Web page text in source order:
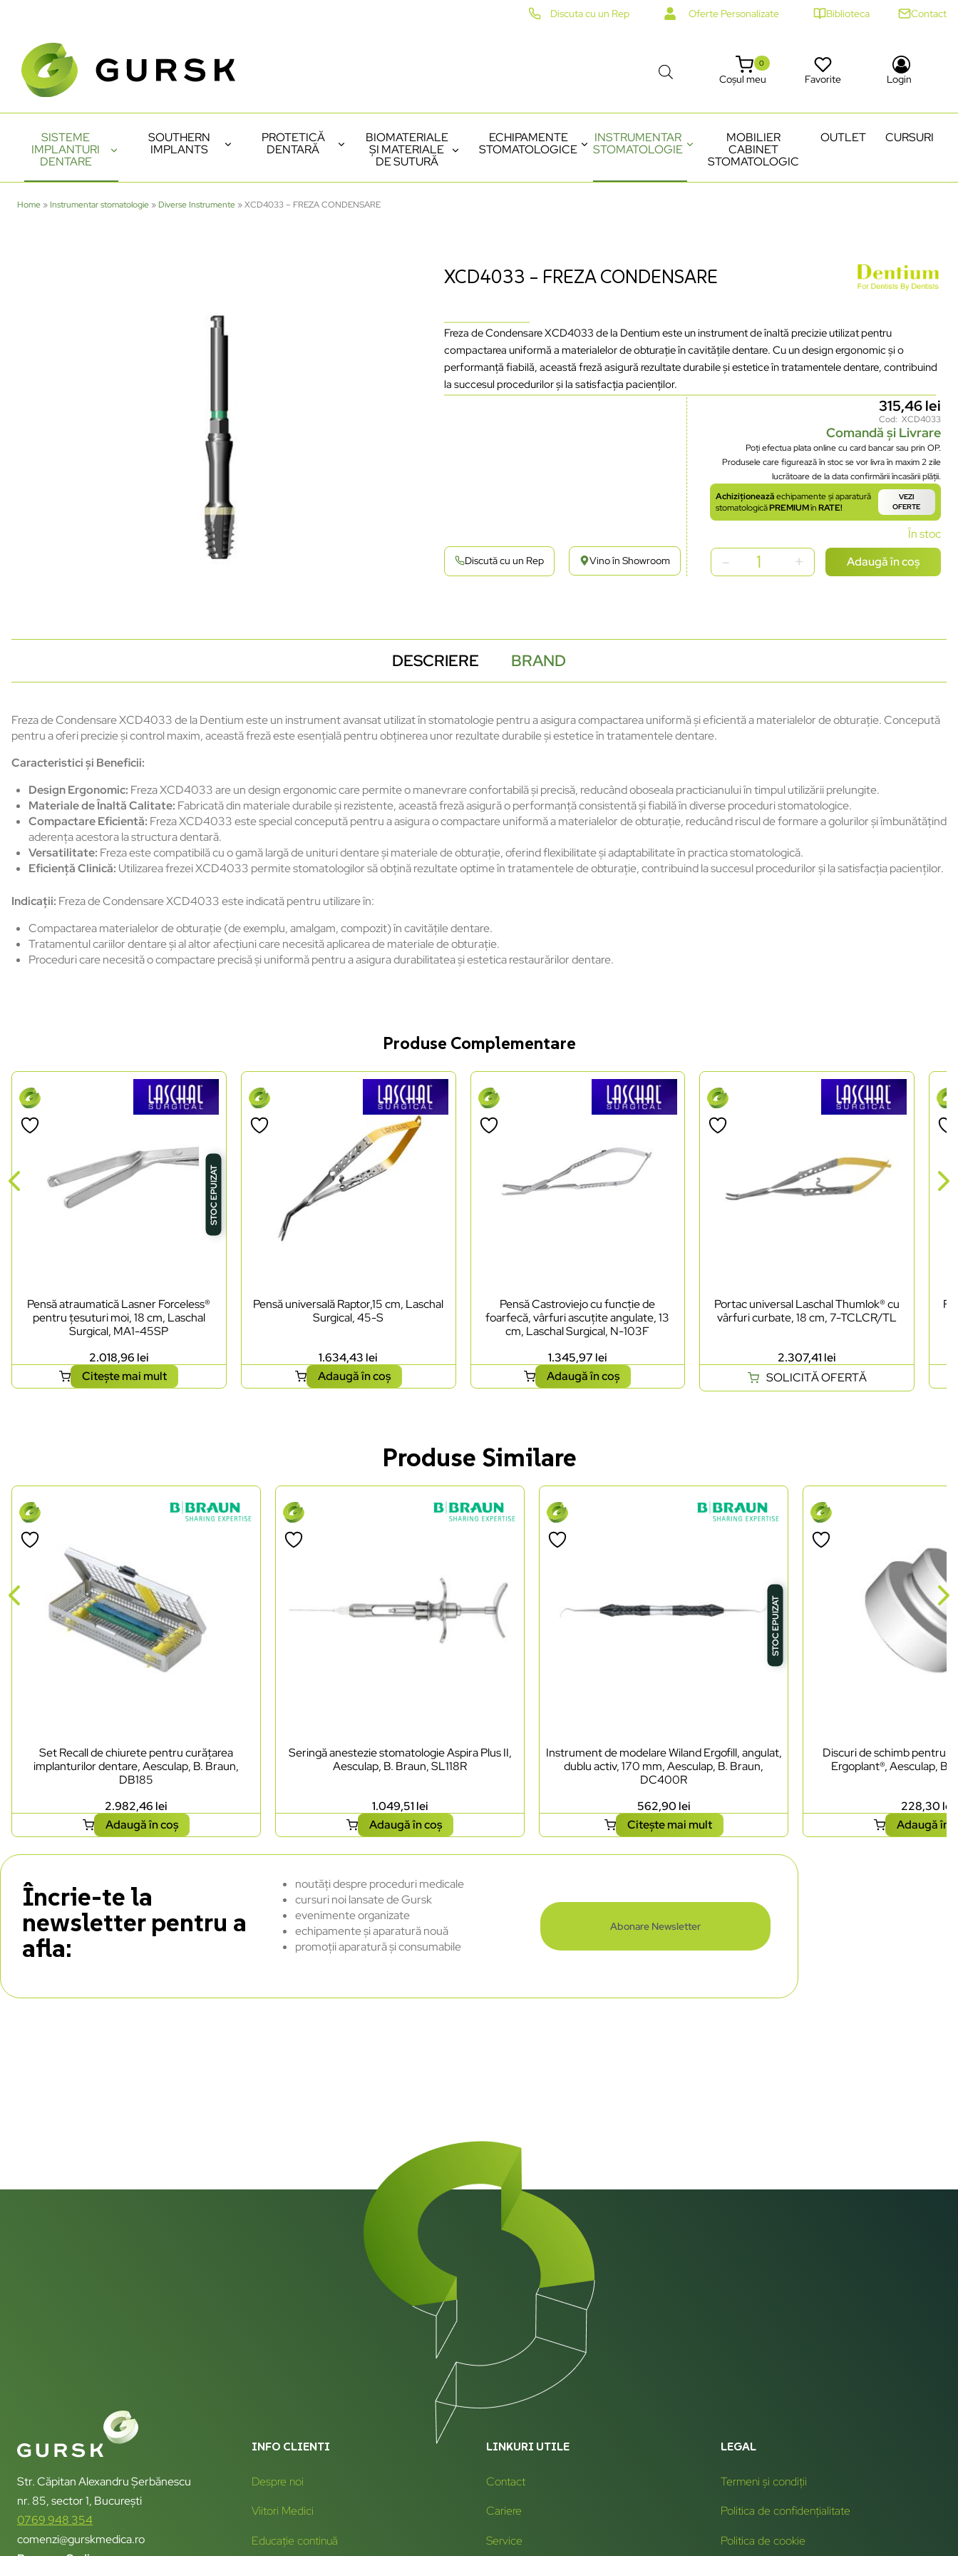
Discuta cu un Rep Oferte Personalizate Biblioteca Contact
Coșul meu
0
Favorite Login
SISTEME
IMPLANTURI
DENTARE
SOUTHERN
IMPLANTS
PROTETICĂ
DENTARĂ
BIOMATERIALE
ȘI MATERIALE
DE SUTURĂ
ECHIPAMENTE
STOMATOLOGICE
INSTRUMENTAR
STOMATOLOGIE
MOBILIER
CABINET
STOMATOLOGIC
OUTLET CURSURI
Home » Instrumentar stomatologie » Diverse Instrumente »XCD4033 – FREZA CONDENSARE
XCD4033 – FREZA CONDENSARE
Freza de Condensare XCD4033 de la Dentium este un instrument de înaltă precizie utilizat pentru
compactarea uniformă a materialelor de obturație în cavitățile dentare. Cu un design ergonomic și o
performanță fiabilă, această freză asigură rezultate durabile și estetice în tratamentele dentare, contribuind
la succesul procedurilor și la satisfacția pacienților.
Discută cu un Rep Vino în Showroom
315,46lei
Cod: XCD4033
Comandă și Livrare
Poți efectua plata online cu card bancar sau prin OP.
Produsele care figurează în stoc se vor livra în maxim 2 zile
lucrătoare de la data confirmării încasării plății.
Achiziționeazăechipamente și aparatură
stomatologicăPREMIUMînRATE!
VEZI
OFERTE
În stoc
Adaugă în coș
DESCRIERE BRAND
Freza de Condensare XCD4033 de la Dentium este un instrument avansat utilizat în stomatologie pentru a asigura compactarea uniformă și eficientă a materialelor de obturație. Concepută
pentru a oferi precizie și control maxim, această freză este esențială pentru obținerea unor rezultate durabile și estetice în tratamentele dentare.
Caracteristici și Beneficii:
Design Ergonomic: Freza XCD4033 are un design ergonomic care permite o manevrare confortabilă și precisă, reducând oboseala practicianului în timpul utilizării prelungite.
Materiale de Înaltă Calitate: Fabricată din materiale durabile și rezistente, această freză asigură o performanță consistentă și fiabilă în diverse proceduri stomatologice.
Compactare Eficientă: Freza XCD4033 este special concepută pentru a asigura o compactare uniformă a materialelor de obturație, reducând riscul de formare a golurilor și îmbunătățind
aderența acestora la structura dentară.
Versatilitate: Freza este compatibilă cu o gamă largă de unituri dentare și materiale de obturație, oferind flexibilitate și adaptabilitate în practica stomatologică.
Eficiență Clinică: Utilizarea frezei XCD4033 permite stomatologilor să obțină rezultate optime în tratamentele de obturație, contribuind la succesul procedurilor și la satisfacția pacienților.
Indicații: Freza de Condensare XCD4033 este indicată pentru utilizare în:
Compactarea materialelor de obturație (de exemplu, amalgam, compozit) în cavitățile dentare.
Tratamentul cariilor dentare și al altor afecțiuni care necesită aplicarea de materiale de obturație.
Proceduri care necesită o compactare precisă și uniformă pentru a asigura durabilitatea și estetica restaurărilor dentare.
Produse Complementare
STOC EPUIZAT
Pensă atraumatică Lasner Forceless®
pentru țesuturi moi, 18 cm, Laschal
Surgical, MA1-45SP
2.018,96 lei
Citește mai mult
Pensă universală Raptor,15 cm, Laschal
Surgical, 45-S
1.634,43 lei
Adaugă în coș
Pensă Castroviejo cu funcție de
foarfecă, vârfuri ascuțite angulate, 13
cm, Laschal Surgical, N-103F
1.345,97 lei
Adaugă în coș
Portac universal Laschal Thumlok® cu
vârfuri curbate, 18 cm, 7-TCLCR/TL
2.307,41 lei
SOLICITĂ OFERTĂ
Produse Similare
Set Recall de chiurete pentru curățarea
implanturilor dentare, Aesculap, B. Braun,
DB185
2.982,46 lei
Adaugă în coș
Seringă anestezie stomatologie Aspira Plus II,
Aesculap, B. Braun, SL118R
1.049,51 lei
Adaugă în coș
STOC EPUIZAT
Instrument de modelare Wiland Ergofill, angulat,
dublu activ, 170 mm, Aesculap, B. Braun,
DC400R
562,90 lei
Citește mai mult
Discuri de schimb pentru
Ergoplant®, Aesculap, B.
228,30 lei
Adaugă în
Încrie-te la
newsletter pentru a
afla:
noutăți despre proceduri medicale
cursuri noi lansate de Gursk
evenimente organizate
echipamente și aparatură nouă
promoții aparatură și consumabile
Abonare Newsletter
Str. Căpitan Alexandru Șerbănescu
nr. 85, sector 1, București
0769 948 354
comenzi@gurskmedica.ro
INFO CLIENTI
Despre noi
Viitori Medici
Educație continuă
LINKURI UTILE
Contact
Cariere
Service
LEGAL
Termeni și condiții
Politica de confidențialitate
Politica de cookie